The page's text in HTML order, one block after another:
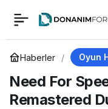
Haberler Oyun
Need For
Remastered
Need For Speed:
Pursuit
Duyuruldu!